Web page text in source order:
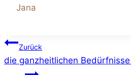
Jana
Zurück
die ganzheitlichen